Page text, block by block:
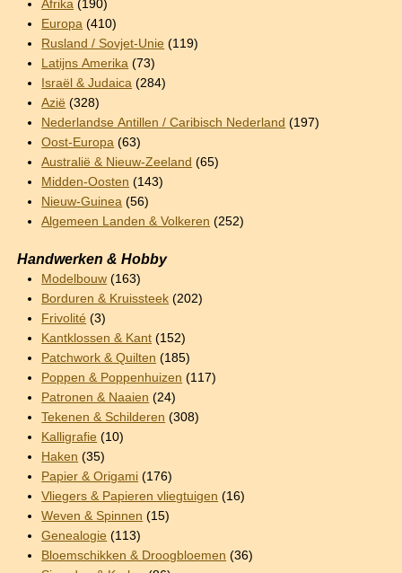
Afrika (190)
Europa (410)
Rusland / Sovjet-Unie (119)
Latijns Amerika (73)
Israël & Judaica (284)
Azië (328)
Nederlandse Antillen / Caribisch Nederland (197)
Oost-Europa (63)
Australië & Nieuw-Zeeland (65)
Midden-Oosten (143)
Nieuw-Guinea (56)
Algemeen Landen & Volkeren (252)
Handwerken & Hobby
Modelbouw (163)
Borduren & Kruissteek (202)
Frivolité (3)
Kantklossen & Kant (152)
Patchwork & Quilten (185)
Poppen & Poppenhuizen (117)
Patronen & Naaien (24)
Tekenen & Schilderen (308)
Kalligrafie (10)
Haken (35)
Papier & Origami (176)
Vliegers & Papieren vliegtuigen (16)
Weven & Spinnen (15)
Genealogie (113)
Bloemschikken & Droogbloemen (36)